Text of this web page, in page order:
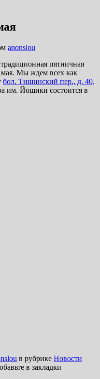
anonslou
пятничная
мая. Мы ждем всех как
бол. Тишинский пер., д. 40,
им. Йошики состоится в
в рубрике Новости
в закладки